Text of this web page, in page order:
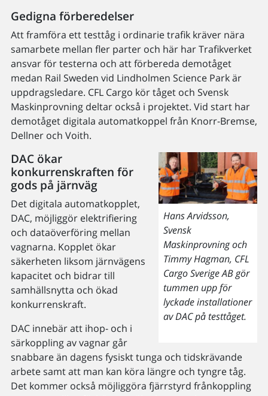
Gedigna förberedelser
Att framföra ett testtåg i ordinarie trafik kräver nära
samarbete mellan fler parter och här har Trafikverket
ansvar för testerna och att förbereda demotåget
medan Rail Sweden vid Lindholmen Science Park är
uppdragsledare. CFL Cargo kör tåget och Svensk
Maskinprovning deltar också i projektet. Vid start har
demotåget digitala automatkoppel från Knorr-Bremse,
Dellner och Voith.
Hans Arvidsson,
Svensk
Maskinprovning och
Timmy Hagman, CFL
Cargo Sverige AB gör
tummen upp för
lyckade installationer
av DAC på testtåget.
DAC ökar
konkurrenskraften för
gods på järnväg
Det digitala automatkopplet,
DAC, möjliggör elektrifiering
och dataöverföring mellan
vagnarna. Kopplet ökar
säkerheten liksom järnvägens
kapacitet och bidrar till
samhällsnytta och ökad
konkurrenskraft.
DAC innebär att ihop- och i
särkoppling av vagnar går
snabbare än dagens fysiskt tunga och tidskrävande
arbete samt att man kan köra längre och tyngre tåg.
Det kommer också möjliggöra fjärrstyrd frånkoppling